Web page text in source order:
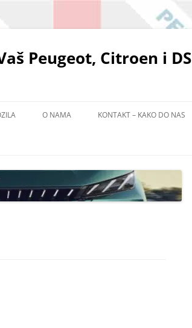
Peugeot, Citroen i DS
O NAMA KONTAKT – KAKO DO NAS